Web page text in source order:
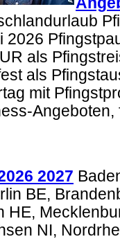
2026
als
als
mit
Angeboten,
2027
BE,
HE,
NI,